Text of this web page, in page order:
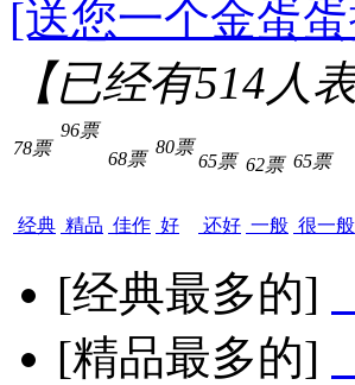
[送您一个金蛋
【已经有514人
78票
经典
96票
精品
68票
佳作
80票
好
65票
还好
62票
一般
65票
很一般
[经典最多的]
[精品最多的]